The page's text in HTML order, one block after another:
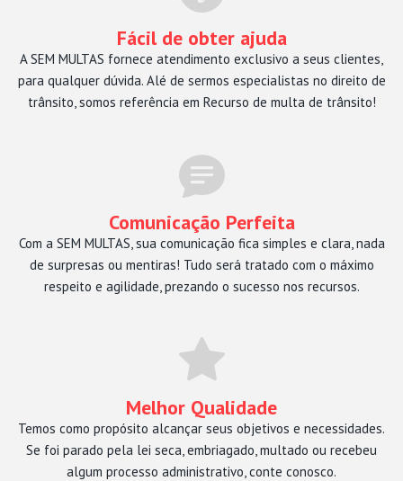
Fácil de obter ajuda
A SEM MULTAS fornece atendimento exclusivo a seus clientes,
para qualquer dúvida. Alé de sermos especialistas no direito de
trânsito, somos referência em Recurso de multa de trânsito!
Comunicação Perfeita
Com a SEM MULTAS, sua comunicação fica simples e clara, nada
de surpresas ou mentiras! Tudo será tratado com o máximo
respeito e agilidade, prezando o sucesso nos recursos.
Melhor Qualidade
Temos como propósito alcançar seus objetivos e necessidades.
Se foi parado pela lei seca, embriagado, multado ou recebeu
algum processo administrativo, conte conosco.